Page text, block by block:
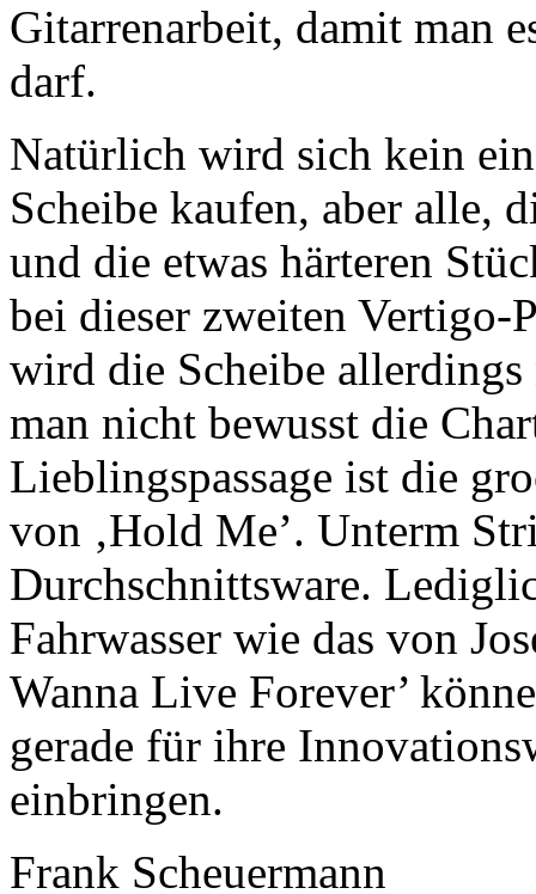
Gitarrenarbeit, damit man
darf.
Natürlich wird sich kein
Scheibe kaufen, aber alle,
und die etwas härteren
bei dieser zweiten
wird die Scheibe
man nicht bewusst die
Lieblingspassage ist die
von ‚Hold Me’. Unterm
Durchschnittsware.
Fahrwasser wie das von
Wanna Live Forever’
gerade für ihre
einbringen.
Frank Scheuermann